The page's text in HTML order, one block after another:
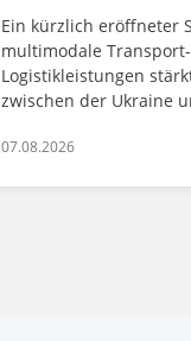
Ein kürzlich eröffneter
multimodale
Logistikleistungen
zwischen der Ukraine
07.08.2026